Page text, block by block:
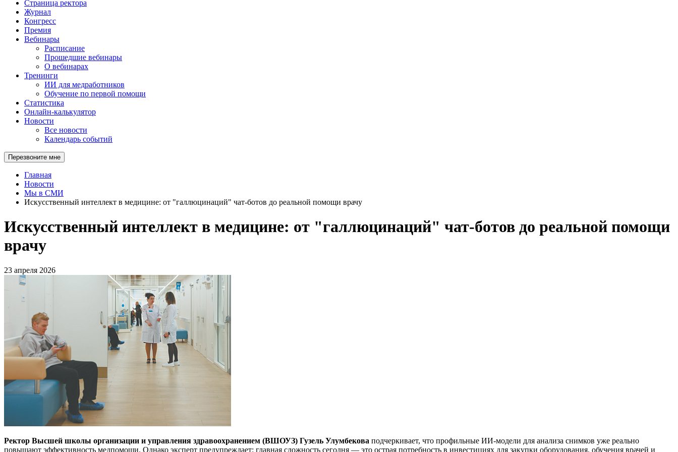
Страница ректора
Журнал
Конгресс
Премия
Вебинары
Расписание
Прошедшие вебинары
О вебинарах
Тренинги
ИИ для медработников
Обучение по первой помощи
Статистика
Онлайн-калькулятор
Новости
Все новости
Календарь событий
Перезвоните мне
Главная
Новости
Мы в СМИ
Искусственный интеллект в медицине: от "галлюцинаций" чат-ботов до реальной помощи врачу
Искусственный интеллект в медицине: от "галлюцинаций" чат-ботов до реальной помощи
врачу
23 апреля 2026
Ректор Высшей школы организации и управления здравоохранением (ВШОУЗ) Гузель Улумбекова подчеркивает, что профильные ИИ-модели для анализа снимков уже реально
повышают эффективность медпомощи. Однако эксперт предупреждает: главная сложность сегодня — это острая потребность в инвестициях для закупки оборудования, обучения врачей и